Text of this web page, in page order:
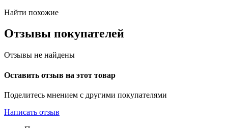
Найти похожие
Отзывы покупателей
Отзывы не найдены
Оставить отзыв на этот товар
Поделитесь мнением с другими покупателями
Написать отзыв